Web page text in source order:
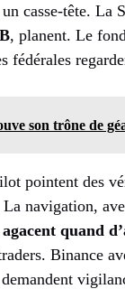
casse-tête. La
, planent. Le
fédérales
son trône de
pointent des
navigation,
agacent quand
Binance